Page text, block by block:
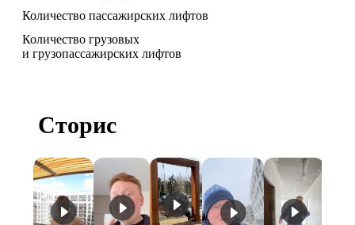
Количество пассажирских лифтов
Количество грузовых
и грузопассажирских лифтов
Сторис